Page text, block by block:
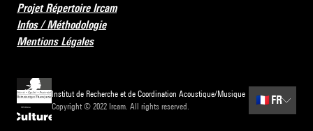
Projet Répertoire Ircam
Infos / Méthodologie
Mentions Légales
Institut de Recherche et de Coordination Acoustique/Musique
Copyright © 2022 Ircam. All rights reserved.
🇫🇷 FR